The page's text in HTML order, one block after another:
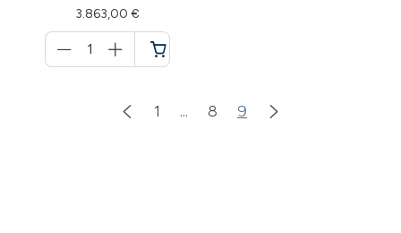
3.863,00 €
für
Warenkorb
1 ... 8 9